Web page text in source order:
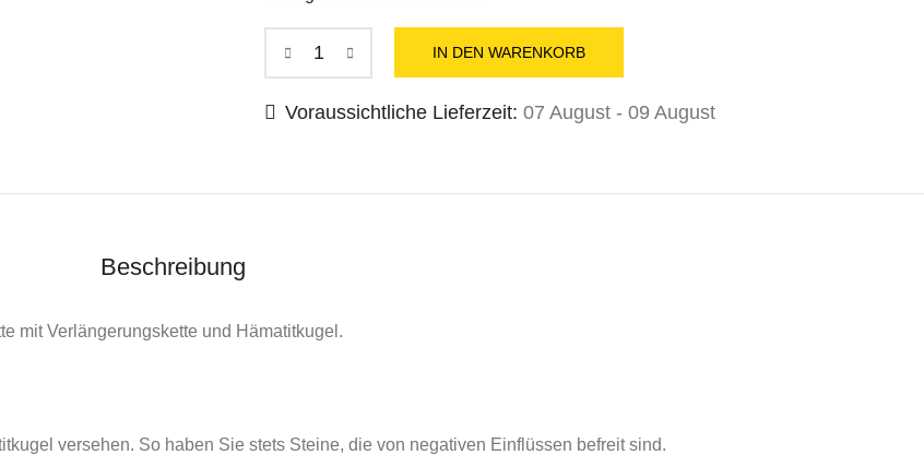
IN DEN WARENKORB
Voraussichtliche Lieferzeit: 07 August - 09 August
Beschreibung
mit Verlängerungskette und Hämatitkugel.
versehen. So haben Sie stets Steine, die von negativen Einflüssen befreit sind.